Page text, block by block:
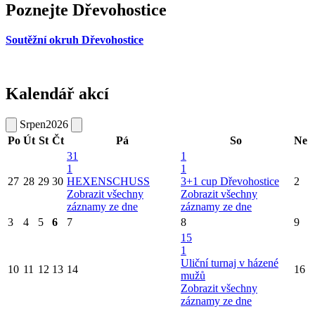
Poznejte Dřevohostice
Soutěžní okruh Dřevohostice
Kalendář akcí
Srpen2026
Po Út St Čt Pá So Ne
27 28 29 30
31
1
HEXENSCHUSS
Zobrazit všechny
záznamy ze dne
1
1
3+1 cup Dřevohostice
Zobrazit všechny
záznamy ze dne
2
3 4 5 6 7 8 9
10 11 12 13 14
15
1
Uliční turnaj v házené
mužů
Zobrazit všechny
záznamy ze dne
16